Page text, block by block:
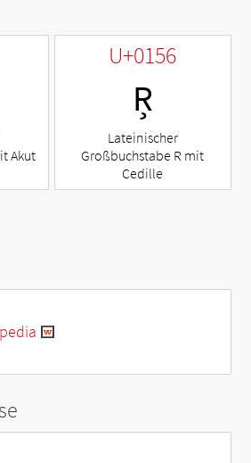
Akut
U+0156
Ŗ
Lateinischer
Großbuchstabe R mit
Cedille